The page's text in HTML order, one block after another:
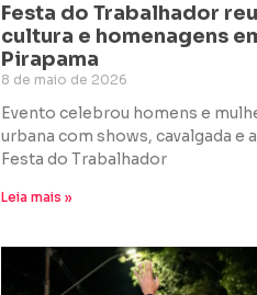
Festa do Trabalhador
cultura e homenagens
Pirapama
8 de maio de 2026
Evento celebrou homens e
urbana com shows, cavalgada e
Festa do Trabalhador
Leia mais »